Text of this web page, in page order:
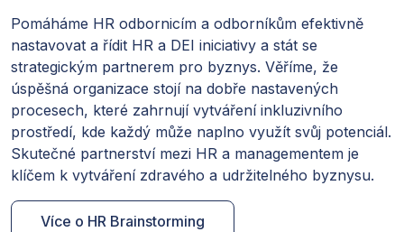
Pomáháme HR odbornicím a odborníkům efektivně
nastavovat a řídit HR a DEI iniciativy a stát se
strategickým partnerem pro byznys. Věříme, že
úspěšná organizace stojí na dobře nastavených
procesech, které zahrnují vytváření inkluzivního
prostředí, kde každý může naplno využít svůj potenciál.
Skutečné partnerství mezi HR a managementem je
klíčem k vytváření zdravého a udržitelného byznysu.
Více o HR Brainstorming